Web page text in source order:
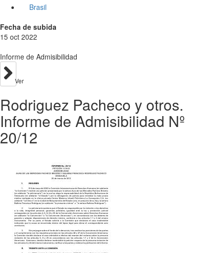
Brasil
Fecha de subida
15 oct 2022
Informe de Admisibilidad
Ver
Rodriguez Pacheco y otros.
Informe de Admisibilidad Nº
20/12